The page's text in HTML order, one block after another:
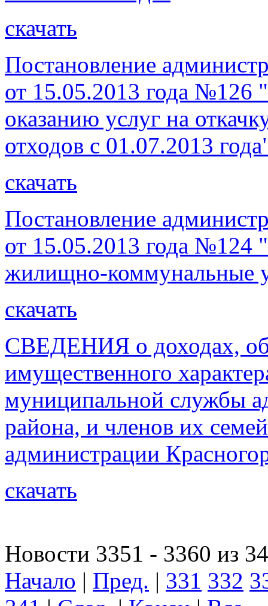
скачать
Постановление
от 15.05.2013 года №126
оказанию услуг на
отходов с 01.07.2013
скачать
Постановление
от 15.05.2013 года №124
жилищно-коммунальные
скачать
СВЕДЕНИЯ о доходах, об
имущественного
муниципальной службы
района, и членов их
администрации
скачать
Новости 3351 - 3360 из
Начало | Пред. | 331 332